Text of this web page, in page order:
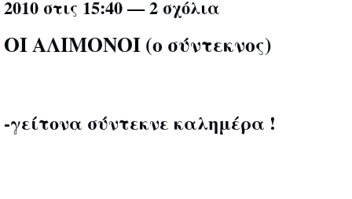
2010 στις 15:40 —2 σχόλια
ΟΙ ΑΛΙΜΟΝΟΙ (ο σύντεκνος)
-γείτονα σύντεκνε καλημέρα !